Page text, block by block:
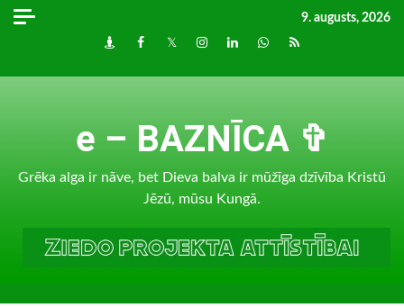
Skip
9. augusts, 2026
DraugiemFacebook
TwitterInstagram
LinkedInwhatsapp
RSS
e – BAZNĪCA ✞
Grēka alga ir nāve, bet Dieva balva ir mūžīga dzīvība Kristū
Jēzū, mūsu Kungā.